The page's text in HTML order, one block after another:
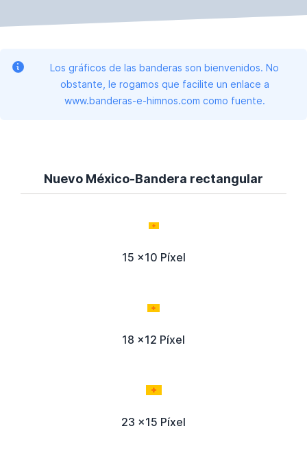
Los gráficos de las banderas son bienvenidos. No
obstante, le rogamos que facilite un enlace a
www.banderas-e-himnos.com como fuente.
Nuevo México-Bandera rectangular
15 x10 Píxel
18 x12 Píxel
23 x15 Píxel